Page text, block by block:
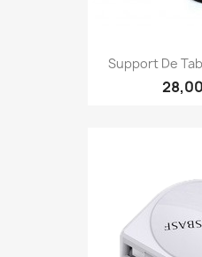
Support De